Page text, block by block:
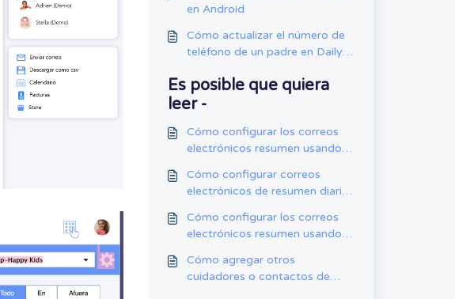
en Android
Cómo actualizar el número de
teléfono de un padre en Daily
Es posible que quiera
leer -
Cómo configurar los correos
electrónicos resumen usando la
Cómo configurar correos
electrónicos de resumen diario
Cómo configurar los correos
electrónicos resumen usando la
Cómo agregar otros
cuidadores o contactos de